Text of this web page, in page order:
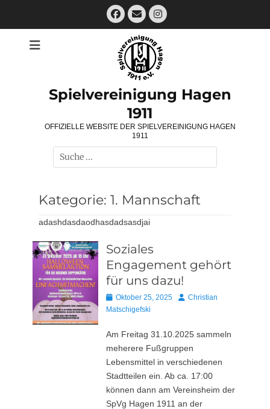
Facebook
E-
Mail
Instagram
Spielvereinigung Hagen
1911
OFFIZIELLE WEBSITE DER SPIELVEREINIGUNG HAGEN
1911
Suchen
nach:
Kategorie: 1. Mannschaft
adashdasdaodhasdadsasdjai
Soziales
Engagement gehört
für uns dazu!
Posted
on
Oktober 25, 2025 AutorChristian
Matschigefski
Am Freitag 31.10.2025 sammeln
meherere Fußgruppen
Lebensmittel in verschiedenen
Stadtteilen ein. Ab ca. 17:00
können dann am Vereinsheim der
SpVg Hagen 1911 an der